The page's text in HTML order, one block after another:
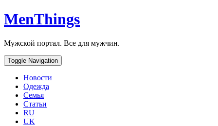
MenThings
Мужской портал. Все для мужчин.
Toggle Navigation
Новости
Одежда
Семья
Статьи
RU
UK